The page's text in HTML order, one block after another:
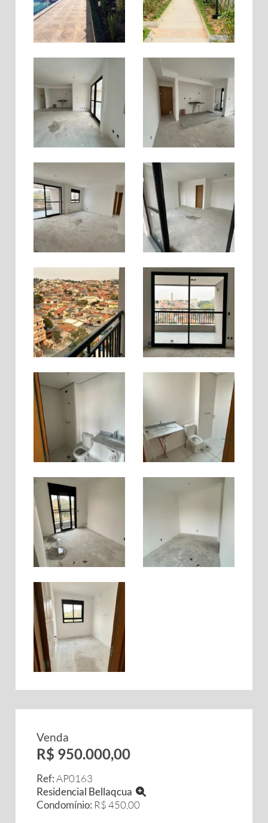
Venda
R$ 950.000,00
Ref:AP0163
Residencial Bellaqcua
Condomínio: R$ 450,00